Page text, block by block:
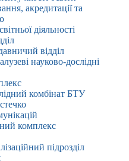
акредитації та
діяльності
відділ
науково-дослідні
комбінат БТУ
комплекс
підрозділ